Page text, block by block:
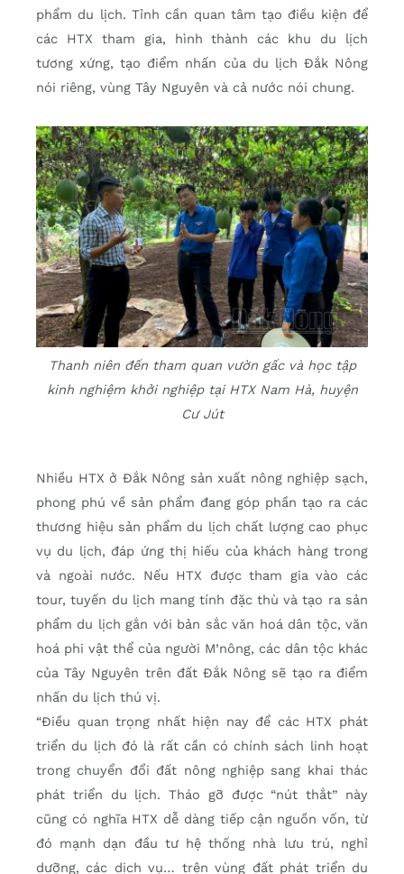
phẩm du lịch. Tỉnh cần quan tâm tạo điều kiện để
các HTX tham gia, hình thành các khu du lịch
tương xứng, tạo điểm nhấn của du lịch Đắk Nông
nói riêng, vùng Tây Nguyên và cả nước nói chung.
Thanh niên đến tham quan vườn gấc và học tập
kinh nghiệm khởi nghiệp tại HTX Nam Hà, huyện
Cư Jút
Nhiều HTX ở Đắk Nông sản xuất nông nghiệp sạch,
phong phú về sản phẩm đang góp phần tạo ra các
thương hiệu sản phẩm du lịch chất lượng cao phục
vụ du lịch, đáp ứng thị hiếu của khách hàng trong
và ngoài nước. Nếu HTX được tham gia vào các
tour, tuyến du lịch mang tính đặc thù và tạo ra sản
phẩm du lịch gắn với bản sắc văn hoá dân tộc, văn
hoá phi vật thể của người M’nông, các dân tộc khác
của Tây Nguyên trên đất Đắk Nông sẽ tạo ra điểm
nhấn du lịch thú vị.
“Điều quan trọng nhất hiện nay để các HTX phát
triển du lịch đó là rất cần có chính sách linh hoạt
trong chuyển đổi đất nông nghiệp sang khai thác
phát triển du lịch. Tháo gỡ được “nút thắt” này
cũng có nghĩa HTX dễ dàng tiếp cận nguồn vốn, từ
đó mạnh dạn đầu tư hệ thống nhà lưu trú, nghỉ
dưỡng, các dịch vụ… trên vùng đất phát triển du